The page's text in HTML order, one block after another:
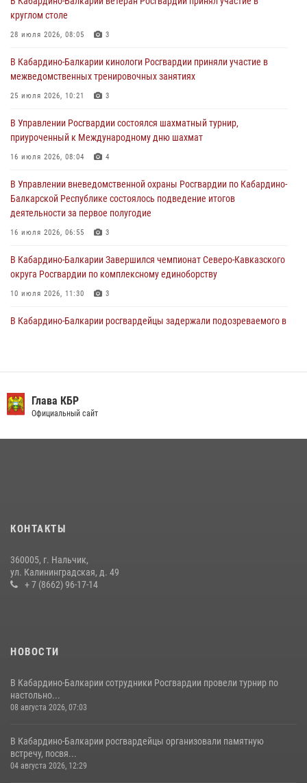
мировой войне 1914-1918 годов
01 августа 2026, 07:30
поздравил специалистов подразделений тыла с профессиональным
праздником
01 августа 2026, 00:10
Росгвардия обеспечивает безопасность граждан на южном
направлении
31 июля 2026, 09:22
Состоялась рабочая встреча директора Росгвардии Героя России
генерала армии Виктора Золотова с заместителем полномочного
представителя Президента Российской Федерации в Северо-
Кавказском федеральном округе Виталием Кузнецовым
круглом столе
28 июля 2026, 08:05 3
В Кабардино-Балкарии кинологи Росгвардии приняли участие в
межведомственных тренировочных занятиях
25 июля 2026, 10:21 3
В Управлении Росгвардии состоялся шахматный турнир,
приуроченный к Международному дню шахмат
16 июля 2026, 08:04 4
В Управлении вневедомственной охраны Росгвардии по Кабардино-
Балкарской Республике состоялось подведение итогов
деятельности за первое полугодие
16 июля 2026, 06:55 3
В Кабардино-Балкарии Завершился чемпионат Северо-Кавказского
округа Росгвардии по комплексному единоборству
10 июля 2026, 11:30 3
В Кабардино-Балкарии росгвардейцы задержали подозреваемого в
округе Росгвардии
09 июля 2026, 08:36
В Кабардино-Балкарии при силовой поддержке Росгвардии изъяты
оружие и наркотические средства
Глава КБР
Официальный сайт
КОНТАКТЫ
360005, г. Нальчик,
ул. Калининградская, д. 49
+ 7 (8662) 96-17-14
НОВОСТИ
В Кабардино-Балкарии сотрудники Росгвардии провели турнир по
настольно...
08 августа 2026, 07:03
В Кабардино-Балкарии росгвардейцы организовали памятную
встречу, посвя...
04 августа 2026, 12:29